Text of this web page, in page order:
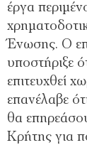
έργα
Ένωσης. Ο
υποστήριξε
επιτευχθεί
επανέλαβε
θα
Κρήτης για